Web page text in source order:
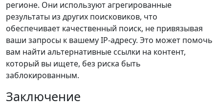
регионе. Они используют агрегированные
результаты из других поисковиков, что
обеспечивает качественный поиск, не привязывая
ваши запросы к вашему IP-адресу. Это может помочь
вам найти альтернативные ссылки на контент,
который вы ищете, без риска быть
заблокированным.
Заключение